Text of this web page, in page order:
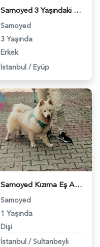
Samoyed 3 Yaşındaki Oğlumuz Bulut&#8217;a Eş Arıyoruz - 118962005
Samoyed
3 Yaşında
Erkek
İstanbul / Eyüp
Samoyed Kızıma Eş Arıyorum - 452
Samoyed
1 Yaşında
Dişi
İstanbul / Sultanbeyli